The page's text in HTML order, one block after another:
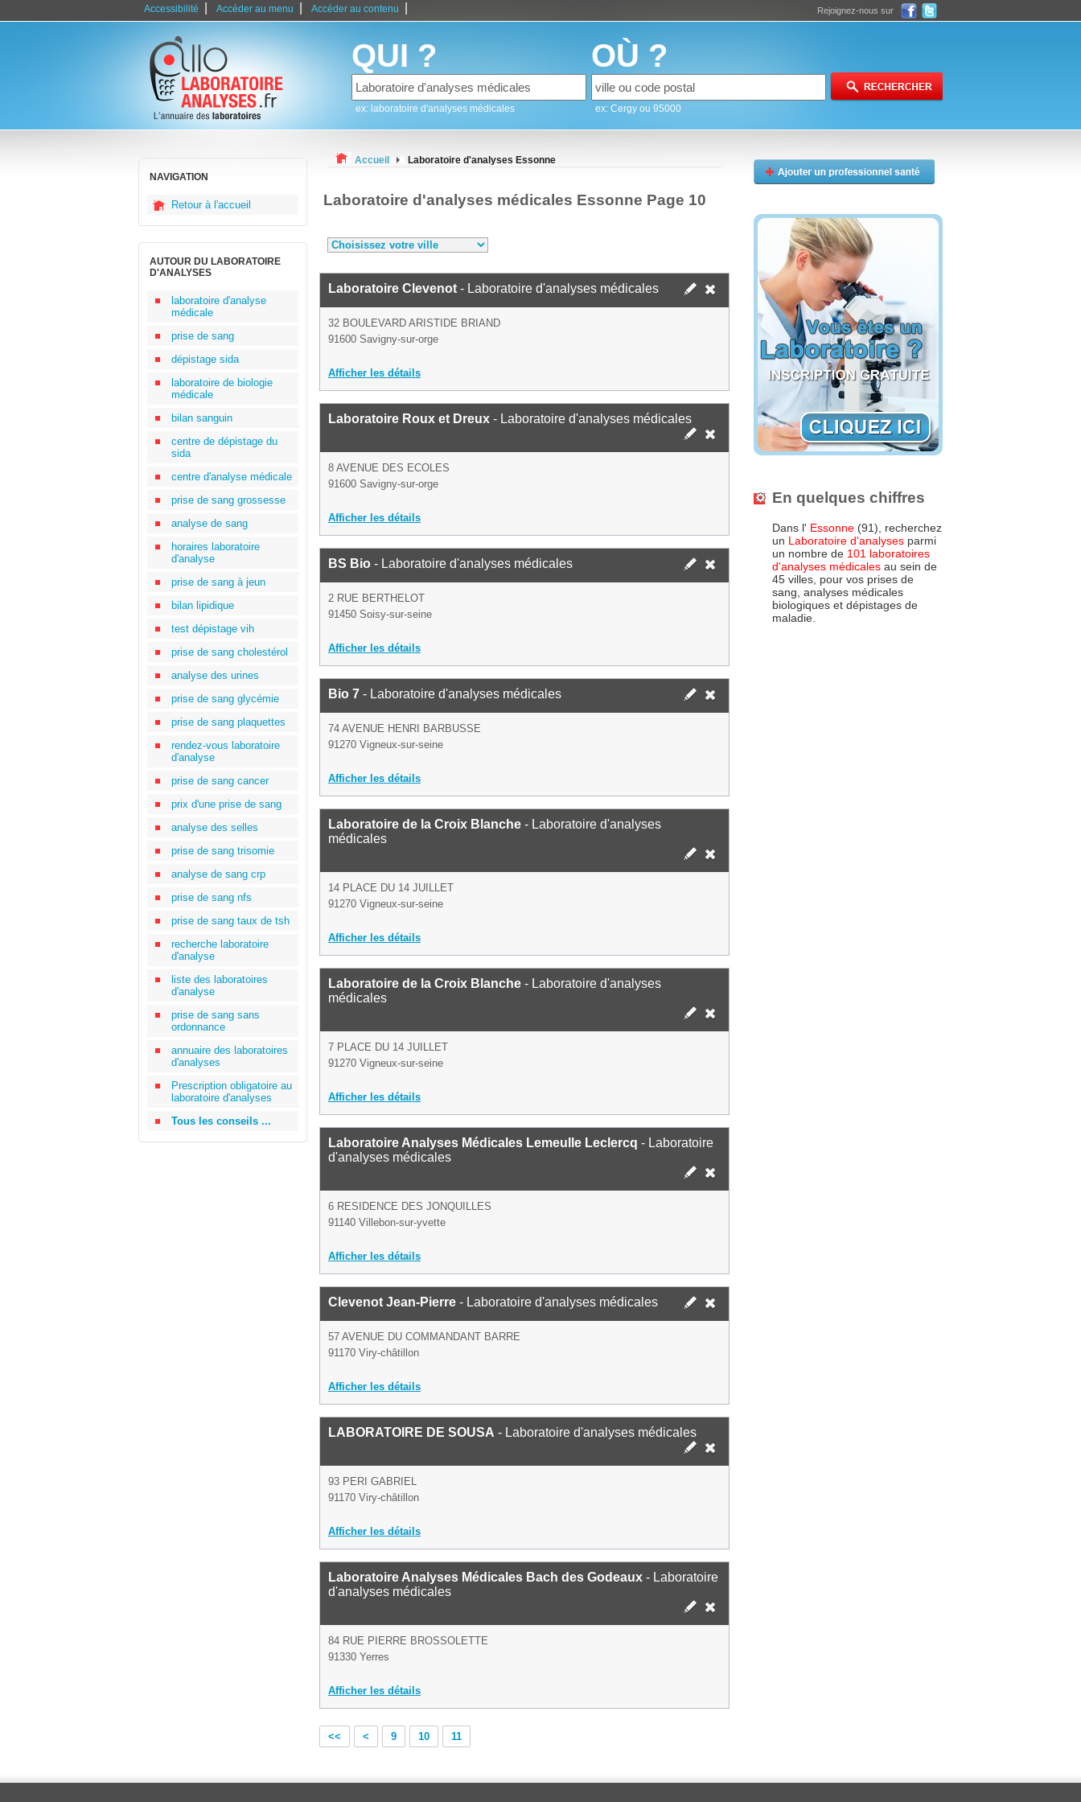
Accessibilité Accéder au menu Accéder au contenu Rejoignez-nous sur
QUI ?
ex: laboratoire d'analyses médicales
OÙ ?
ex: Cergy ou 95000
NAVIGATION
Retour à l'accueil
AUTOUR DU LABORATOIRE
D'ANALYSES
laboratoire d'analyse
médicale
prise de sang
dépistage sida
laboratoire de biologie
médicale
bilan sanguin
centre de dépistage du
sida
centre d'analyse médicale
prise de sang grossesse
analyse de sang
horaires laboratoire
d'analyse
prise de sang à jeun
bilan lipidique
test dépistage vih
prise de sang cholestérol
analyse des urines
prise de sang glycémie
prise de sang plaquettes
rendez-vous laboratoire
d'analyse
prise de sang cancer
prix d'une prise de sang
analyse des selles
prise de sang trisomie
analyse de sang crp
prise de sang nfs
prise de sang taux de tsh
recherche laboratoire
d'analyse
liste des laboratoires
d'analyse
prise de sang sans
ordonnance
annuaire des laboratoires
d'analyses
Prescription obligatoire au
laboratoire d'analyses
Tous les conseils ...
Accueil Laboratoire d'analyses Essonne
Laboratoire d'analyses médicales Essonne Page 10
Laboratoire Clevenot - Laboratoire d'analyses médicales
32 BOULEVARD ARISTIDE BRIAND
91600 Savigny-sur-orge
Afficher les détails
Laboratoire Roux et Dreux - Laboratoire d'analyses médicales
8 AVENUE DES ECOLES
91600 Savigny-sur-orge
Afficher les détails
BS Bio - Laboratoire d'analyses médicales
2 RUE BERTHELOT
91450 Soisy-sur-seine
Afficher les détails
Bio 7 - Laboratoire d'analyses médicales
74 AVENUE HENRI BARBUSSE
91270 Vigneux-sur-seine
Afficher les détails
Laboratoire de la Croix Blanche - Laboratoire d'analyses
médicales
14 PLACE DU 14 JUILLET
91270 Vigneux-sur-seine
Afficher les détails
Laboratoire de la Croix Blanche - Laboratoire d'analyses
médicales
7 PLACE DU 14 JUILLET
91270 Vigneux-sur-seine
Afficher les détails
Laboratoire Analyses Médicales Lemeulle Leclercq - Laboratoire
d'analyses médicales
6 RESIDENCE DES JONQUILLES
91140 Villebon-sur-yvette
Afficher les détails
Clevenot Jean-Pierre - Laboratoire d'analyses médicales
57 AVENUE DU COMMANDANT BARRE
91170 Viry-châtillon
Afficher les détails
LABORATOIRE DE SOUSA - Laboratoire d'analyses médicales
93 PERI GABRIEL
91170 Viry-châtillon
Afficher les détails
Laboratoire Analyses Médicales Bach des Godeaux - Laboratoire
d'analyses médicales
84 RUE PIERRE BROSSOLETTE
91330 Yerres
Afficher les détails
<< < 9 10 11
En quelques chiffres
Dans l' Essonne (91), recherchez
un Laboratoire d'analyses parmi
un nombre de 101 laboratoires
d'analyses médicales au sein de
45 villes, pour vos prises de
sang, analyses médicales
biologiques et dépistages de
maladie.